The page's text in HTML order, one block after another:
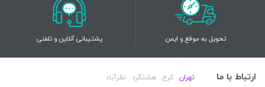
تحویل به موقع و ایمن پشتیبانی آنلاین و تلفنی
ارتباط با ما تهران کرج هشتگرد نظرآباد